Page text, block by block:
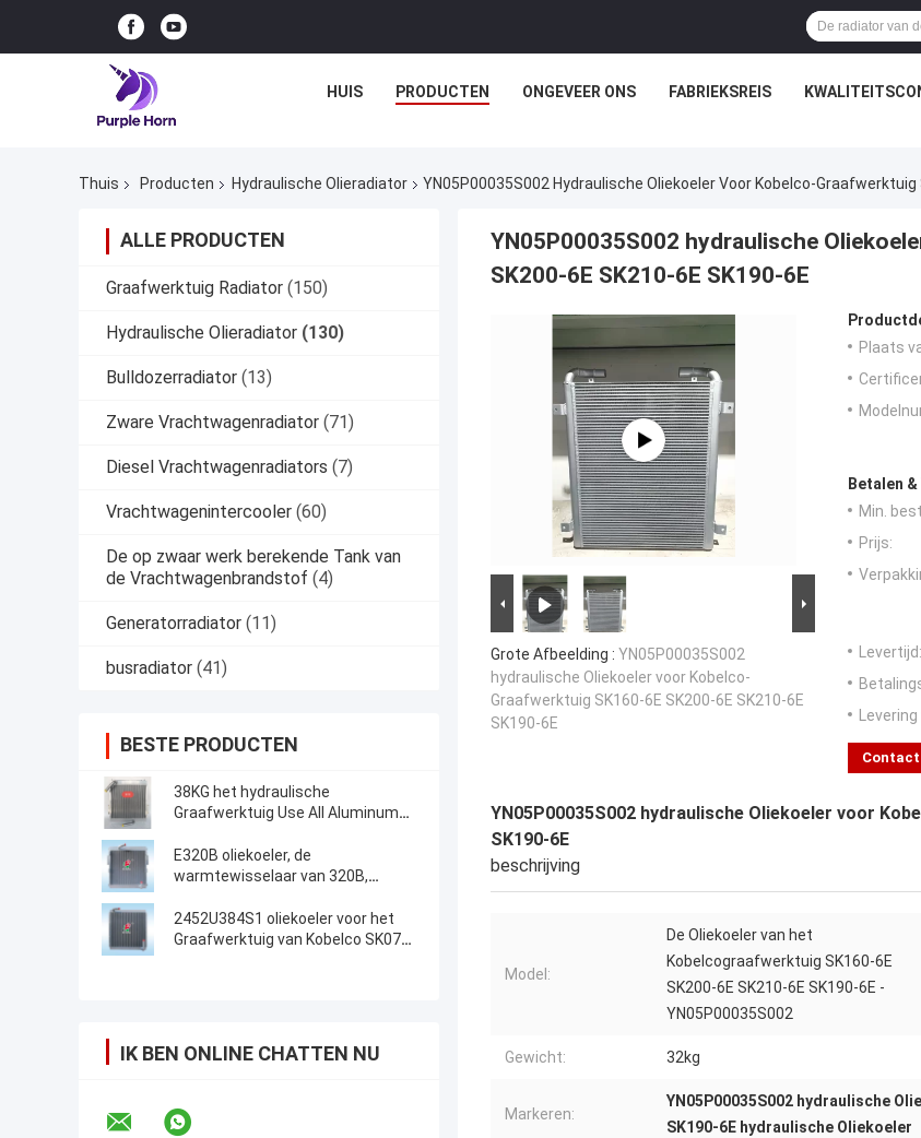
HUIS PRODUCTEN ONGEVEER ONS FABRIEKSREIS
Thuis Producten Hydraulische Olieradiator YN05P00035S002 Hydraulische Oliekoeler Voor Kobelco-Graafwerktuig
ALLE PRODUCTEN
Graafwerktuig Radiator (150)
Hydraulische Olieradiator (130)
Bulldozerradiator (13)
Zware Vrachtwagenradiator (71)
Diesel Vrachtwagenradiators (7)
Vrachtwagenintercooler (60)
De op zwaar werk berekende Tank van
de Vrachtwagenbrandstof (4)
Generatorradiator (11)
busradiator (41)
BESTE PRODUCTEN
38KG het hydraulische
Graafwerktuig Use All Aluminum
Olieradiator
E320B oliekoeler, de
warmtewisselaar van 320B,
Radiator, olietank, luchtkoeler, 125-
2970,118-9954
2452U384S1 oliekoeler voor het
Graafwerktuig van Kobelco SK07N2
IK BEN ONLINE CHATTEN NU
YN05P00035S002 hydraulische
SK200-6E SK210-6E SK190-6E
Grote Afbeelding : YN05P00035S002
hydraulische Oliekoeler voor Kobelco-
Graafwerktuig SK160-6E SK200-6E SK210-6E
SK190-6E
Plaats
Betalen
Min.
Prijs:
Levertijd:
Contact
YN05P00035S002 hydraulische Oliekoeler voor
SK190-6E
beschrijving
Model:
De Oliekoeler van het
Kobelcograafwerktuig SK160-6E
SK200-6E SK210-6E SK190-6E -
YN05P00035S002
Gewicht: 32kg
Markeren:
YN05P00035S002 hydraulische
SK190-6E hydraulische Oliekoeler